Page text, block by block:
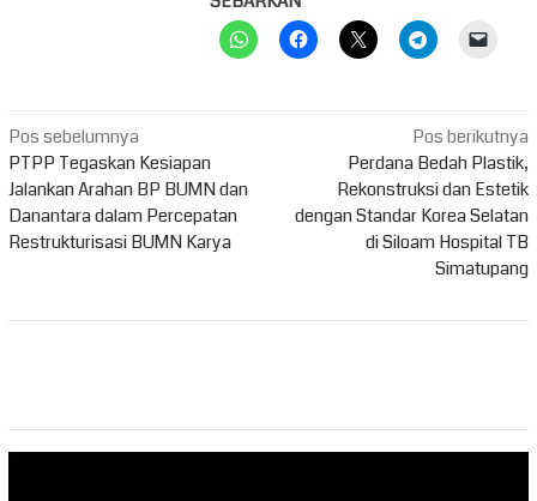
Navigasi
pos
Pos sebelumnya
PTPP Tegaskan Kesiapan
Jalankan Arahan BP BUMN dan
Danantara dalam Percepatan
Restrukturisasi BUMN Karya
Pos berikutnya
Perdana Bedah Plastik,
Rekonstruksi dan Estetik
dengan Standar Korea Selatan
di Siloam Hospital TB
Simatupang